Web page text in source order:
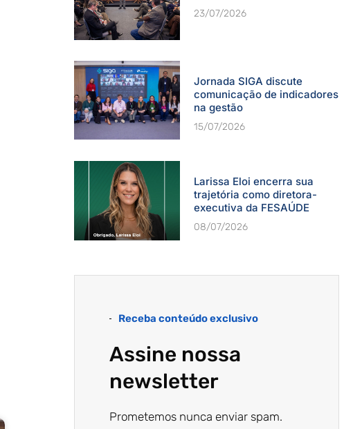
23/07/2026
Jornada SIGA discute
comunicação de indicadores
na gestão
15/07/2026
Larissa Eloi encerra sua
trajetória como diretora-
executiva da FESAÚDE
08/07/2026
Receba conteúdo exclusivo
Assine nossa
newsletter
Prometemos nunca enviar spam.